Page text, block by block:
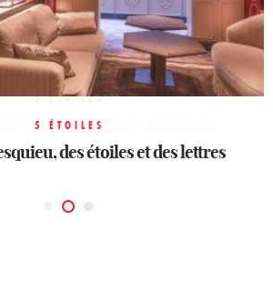
5 ÉTOILES
des étoiles et des lettres
5 ÉTOILES
: un siècle d’élégance
parisienne
5 ÉTOILES
Bvlgari Hotel Paris